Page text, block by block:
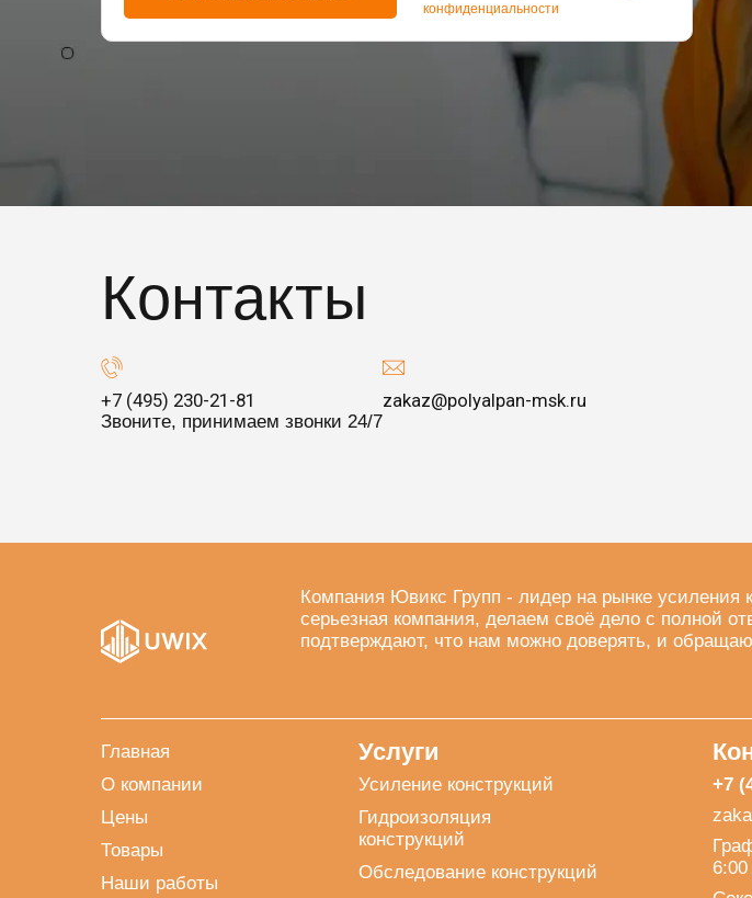
конфиденциальности
Контакты
+7 (495) 230-21-81
Звоните, принимаем звонки 24/7
zakaz@polyalpan-msk.ru
Компания Ювикс Групп - лидер на рынке усиления
серьезная компания, делаем своё дело с полной
подтверждают, что нам можно доверять, и
Главная
О компании
Цены
Товары
Наши работы
Услуги
Усиление конструкций
Гидроизоляция
конструкций
Обследование конструкций
+7